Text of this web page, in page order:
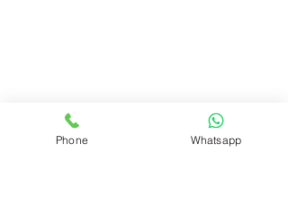
Phone Whatsapp